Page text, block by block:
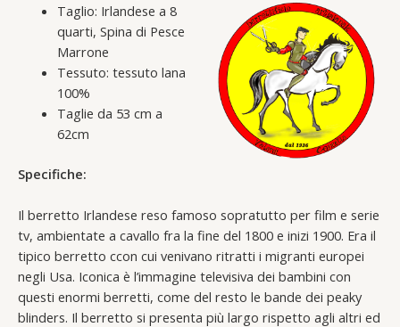
Taglio: Irlandese a 8
quarti, Spina di Pesce
Marrone
Tessuto: tessuto lana
100%
Taglie da 53 cm a
62cm
Specifiche:
Il berretto Irlandese reso famoso sopratutto per film e serie
tv, ambientate a cavallo fra la fine del 1800 e inizi 1900. Era il
tipico berretto ccon cui venivano ritratti i migranti europei
negli Usa. Iconica è l’immagine televisiva dei bambini con
questi enormi berretti, come del resto le bande dei peaky
blinders. Il berretto si presenta più largo rispetto agli altri ed